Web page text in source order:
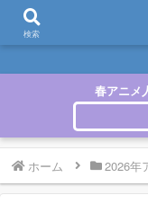
春アニメ
ホーム 2026年
検索